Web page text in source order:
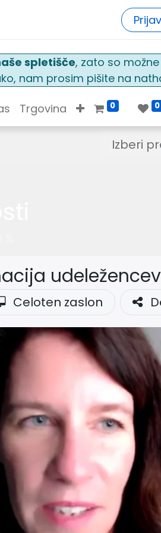
spletišče, zato so
nam prosim pišite na
Trgovina 0 0
udeležencev
Celoten zaslon